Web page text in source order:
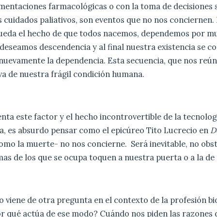
farmacológicas o con la toma de decisiones
cuidados paliativos, son eventos que no nos
el hecho de que todos nacemos, dependemos por
descendencia y al final nuestra existencia se
la dependencia. Esta secuencia, que nos
de nuestra frágil condición humana.
este factor y el hecho incontrovertible de la
es absurdo pensar como el epicúreo Tito Lucrecio en
la muerte- no nos concierne. Será inevitable, no
de los que se ocupa toquen a nuestra puerta o a la
viene de otra pregunta en el contexto de la profesión
qué actúa de ese modo? Cuándo nos piden las razones